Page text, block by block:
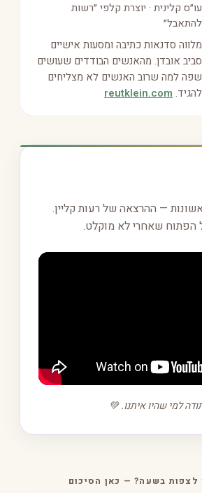
עו״ס קלינית · יוצרת קלפי ״רשות
להתאבל״
מלווה סדנאות כתיבה ומסעות אישיים
סביב אובדן. מהאנשים הבודדים שעושים
שפה למה שרוב האנשים לא מצליחים
להגיד. reutklein.com
— ההרצאה של רעות קליין.
הפתוח שאחרי לא מוקלט.
למי שהיו איתנו. 💚
לצפות בשעה? — כאן הסיכום